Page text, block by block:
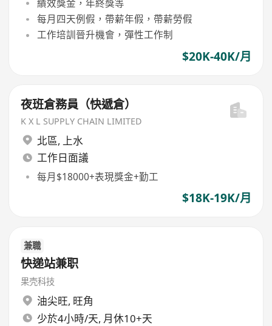
績效獎金，年終獎等
每月四天例假，帶薪年假，帶薪勞假
工作培訓晉升機會，彈性工作制
$20K-40K/月
夜班倉務員（快遞倉）
K X L SUPPLY CHAIN LIMITED
北區, 上水
工作日面議
每月$18000+表現獎金+勤工
$18K-19K/月
兼職
快递站兼职
果壳科技
油尖旺, 旺角
少於4小時/天, 月休10+天